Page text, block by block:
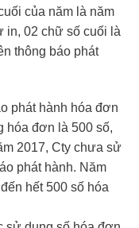
của năm là năm
in, 02 chữ số cuối là
thông báo phát
phát hành hóa đơn
hóa đơn là 500 số,
2017, Cty chưa sử
phát hành. Năm
hết 500 số hóa